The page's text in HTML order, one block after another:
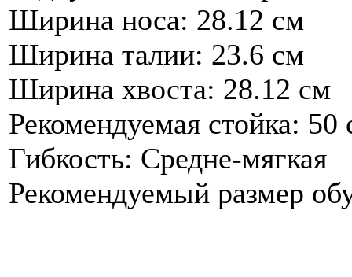
Ширина носа: 28.12 см
Ширина талии: 23.6 см
Ширина хвоста: 28.12 см
Рекомендуемая стойка: 50
Гибкость: Средне-мягкая
Рекомендуемый размер